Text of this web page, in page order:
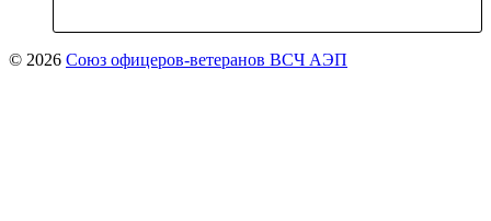
© 2026 Союз офицеров-ветеранов ВСЧ АЭП